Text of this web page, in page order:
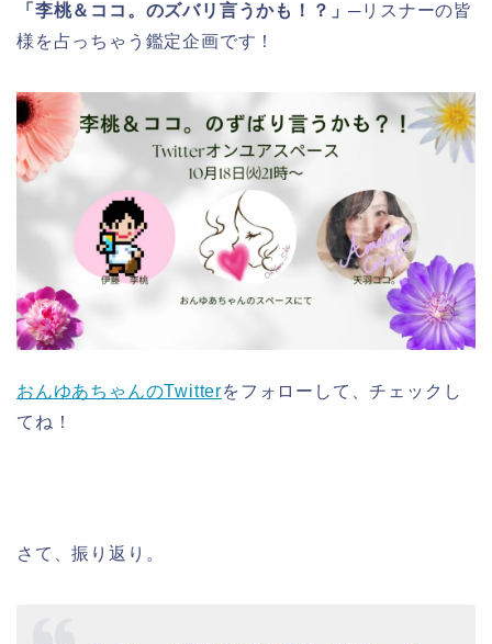
「李桃＆ココ。のズバリ言うかも！？」─リスナーの皆
様を占っちゃう鑑定企画です！
おんゆあちゃんのTwitterをフォローして、チェックし
てね！
さて、振り返り。